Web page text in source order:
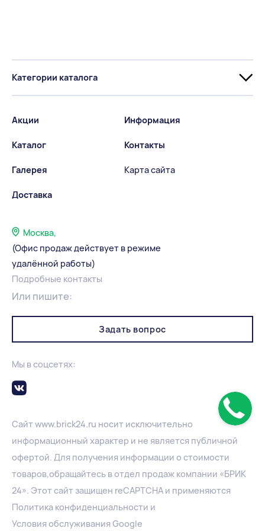
Категории каталога
Акции
Каталог
Галерея
Доставка
Информация
Контакты
Карта сайта
Москва,
(Офис продаж действует в режиме
удалённой работы)
Подробные контакты
Или пишите:
Задать вопрос
Мы в соцсетях:
Сайт www.brick24.ru носит исключительно
информационный характер и не является публичной
офертой. Для получения информации о стоимости
товаров,обращайтесь в отдел продаж компании «БРИК
24». Этот сайт защищен reCAPTCHA и применяются
Политика конфиденциальности и
Условия обслуживания Google